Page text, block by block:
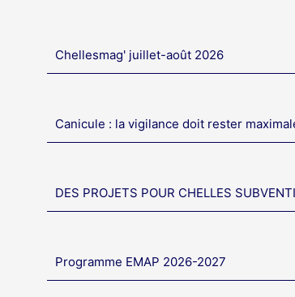
Chellesmag' juillet-août 2026
Canicule : la vigilance doit rester
DES PROJETS POUR CHELLES
Programme EMAP 2026-2027